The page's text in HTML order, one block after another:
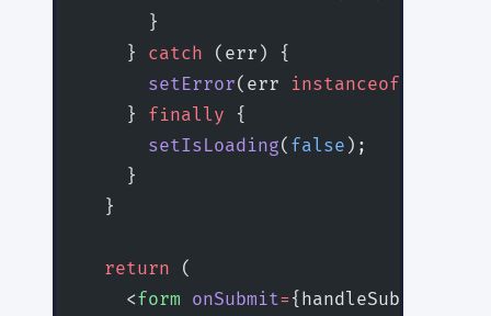
      }
    }
catch (err) {
      setError
(err instanceof
    }
finally {
      setIsLoading
( false );
    }
  }
  return
(
    <
form onSubmit= {handleSubmit}>